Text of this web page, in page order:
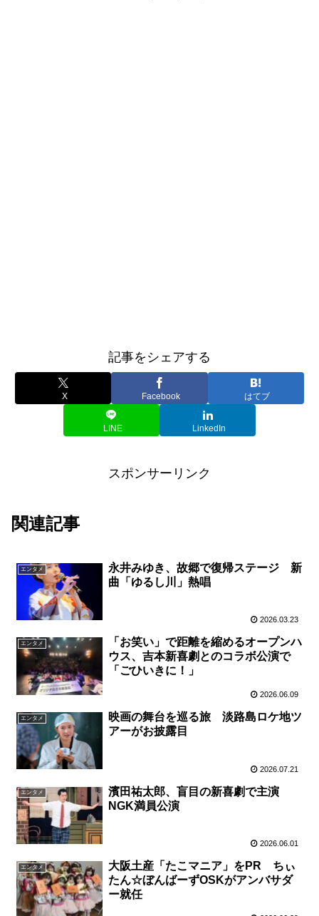
記事をシェアする
X Facebook はてブ
LINE LinkedIn
スポンサーリンク
関連記事
エンタメ
永井みゆき、故郷で復帰ステージ 新
曲「ゆるし川」熱唱
2026.03.23
エンタメ
「お笑い」で距離を縮めるオープンハ
ウス、吉本新喜劇とのコラボ公演で
「ごひいきに！」
2026.06.09
エンタメ
映画の舞台を巡る旅 淡路島ロケ地ツ
アーがお披露目
2026.07.21
エンタメ
濱田祐太郎、盲目の新喜劇で主演
NGK満員公演
2026.06.01
エンタメ
大阪土産「たこマニア」をPR ちぃ
たん☆ぼんばーずOSKがアンバサダ
ー就任